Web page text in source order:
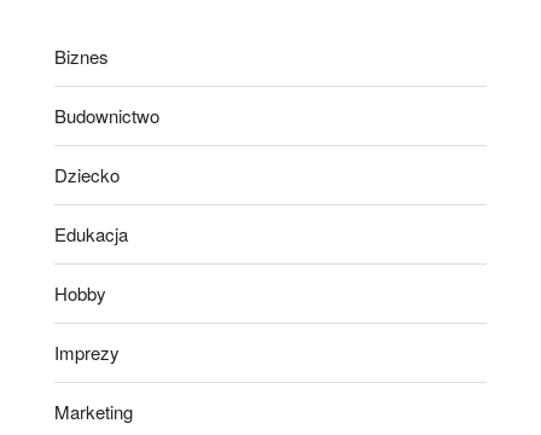
Biznes
Budownictwo
Dziecko
Edukacja
Hobby
Imprezy
Marketing